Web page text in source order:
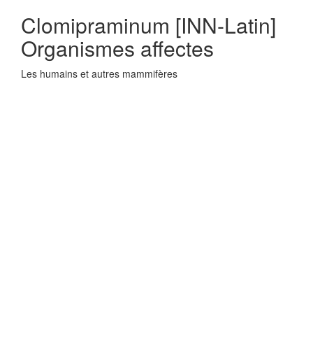
Clomipraminum [INN-Latin]
Organismes affectes
Les humains et autres mammifères